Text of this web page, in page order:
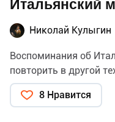
Итальянский
Николай Кулыгин
Воспоминания об
повторить в другой
8 Нравится